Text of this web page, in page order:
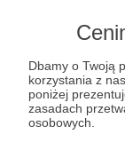
Dbamy o Twoją
korzystania z
poniżej
zasadach
osobowych.
wyrażenia
osobowych.
jest po
założenie konta
dostępny jest